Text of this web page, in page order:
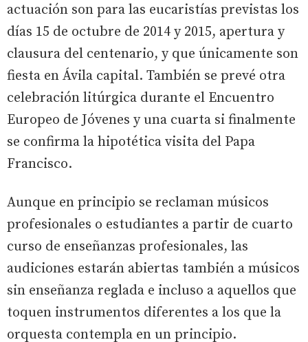
actuación son para las eucaristías previstas los
días 15 de octubre de 2014 y 2015, apertura y
clausura del centenario, y que únicamente son
fiesta en Ávila capital. También se prevé otra
celebración litúrgica durante el Encuentro
Europeo de Jóvenes y una cuarta si finalmente
se confirma la hipotética visita del Papa
Francisco.
Aunque en principio se reclaman músicos
profesionales o estudiantes a partir de cuarto
curso de enseñanzas profesionales, las
audiciones estarán abiertas también a músicos
sin enseñanza reglada e incluso a aquellos que
toquen instrumentos diferentes a los que la
orquesta contempla en un principio.